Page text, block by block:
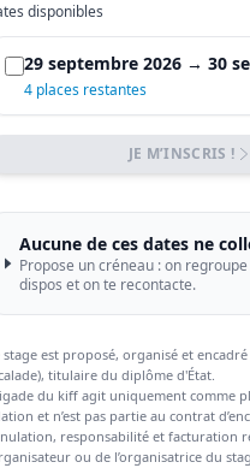
disponibles
29 septembre 2026 → 30
4 places restantes
JE M’INSCRIS !
Aucune de ces dates ne
Propose un créneau : on
dispos et on te recontacte.
stage est proposé, organisé et
titulaire du diplôme d'État.
du kiff agit uniquement comme
et n’est pas partie au contrat
responsabilité et facturation
ou de l’organisatrice du